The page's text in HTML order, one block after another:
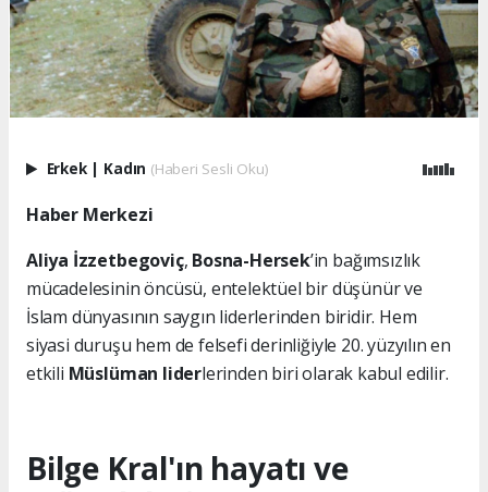
Erkek Kadın (Haberi Sesli Oku)
Haber Merkezi
Aliya İzzetbegoviç, Bosna-Hersek’in bağımsızlık
mücadelesinin öncüsü, entelektüel bir düşünür ve
İslam dünyasının saygın liderlerinden biridir. Hem
siyasi duruşu hem de felsefi derinliğiyle 20. yüzyılın en
etkili Müslüman liderlerinden biri olarak kabul edilir.
Bilge Kral'ın hayatı ve